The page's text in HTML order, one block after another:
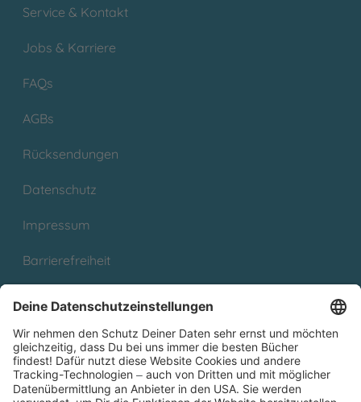
Service & Kontakt
Jobs & Karriere
FAQs
AGBs
Rücksendungen
Datenschutz
Impressum
Barrierefreiheit
Partnerprogramm (Affiliate)
Folge uns auf